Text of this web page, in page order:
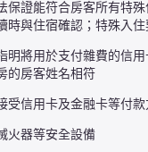
保證能符合房客所有特
時與住宿確認；特殊入
明將用於支付雜費的信
的房客姓名相符
受信用卡及金融卡等付
火器等安全設備